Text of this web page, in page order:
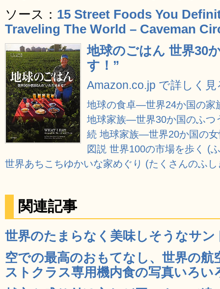
ソース： 15 Street Foods You
Traveling The World – Caveman
地球のごはん 世界30
す！”
Amazon.co.jp で詳しく見
地球の食卓―世界24か国の家
地球家族―世界30か国のふつ
続 地球家族―世界20か国の
図説 世界100の市場を歩く (
世界あちこちゆかいな家めぐり (たくさんのふ
関連記事
世界のたまらなく美味しそうなサン
空での最高のおもてなし、世界の航
ストクラス専用機内食の写真いろい